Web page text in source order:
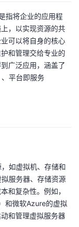
指将企业的应用程
，以实现资源的共
可以将自身的核心
和管理交给专业的
广泛应用，涵盖了
平台即服务
如虚拟机、存储和
服务器、存储资源
和复杂性。例如，
和微软Azure的虚拟
和管理虚拟服务器